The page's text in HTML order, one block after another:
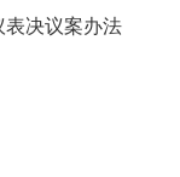
表决议案办法